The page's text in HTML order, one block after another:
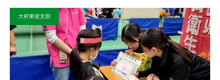
大村東彼支部